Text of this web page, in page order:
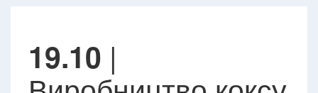
19.10 |